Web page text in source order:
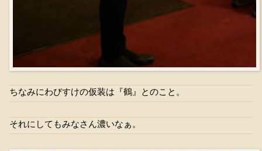
ちなみにわびすけの仮装は『鶴』とのこと。
それにしてもみなさん濃いなぁ。